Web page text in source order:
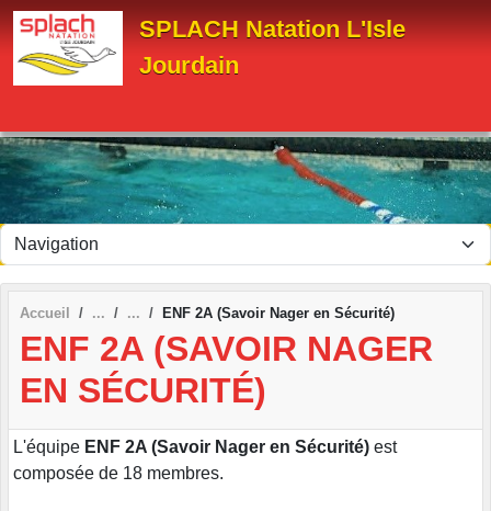
SPLACH Natation L'Isle
Jourdain
Accueil ENF 2A (Savoir Nager en Sécurité)
ENF 2A (SAVOIR NAGER
EN SÉCURITÉ)
L'équipe ENF 2A (Savoir Nager en Sécurité) est
composée de 18 membres.
Panneau de gestion des cookies